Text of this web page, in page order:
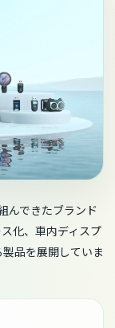
んできたブランド
化、車内ディスプ
品を展開していま